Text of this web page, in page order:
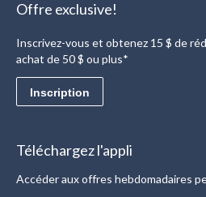
Offre exclusive!
Inscrivez-vous et obtenez 15 $ de
achat de 50 $ ou plus*
Inscription
Téléchargez l'appli
Accéder aux offres hebdomadaires